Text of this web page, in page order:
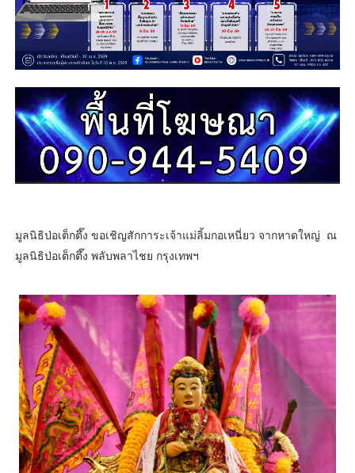
มูลนิธิป่อเต็กตึ๊ง ขอเชิญสักการะเจ้าแม่ลิ้มกอเหนี่ยว จากหาดใหญ่ ณ
มูลนิธิป่อเต็กตึ๊ง พลับพลาไชย กรุงเทพฯ